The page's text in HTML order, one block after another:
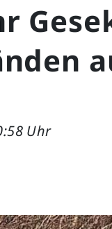
Uhr